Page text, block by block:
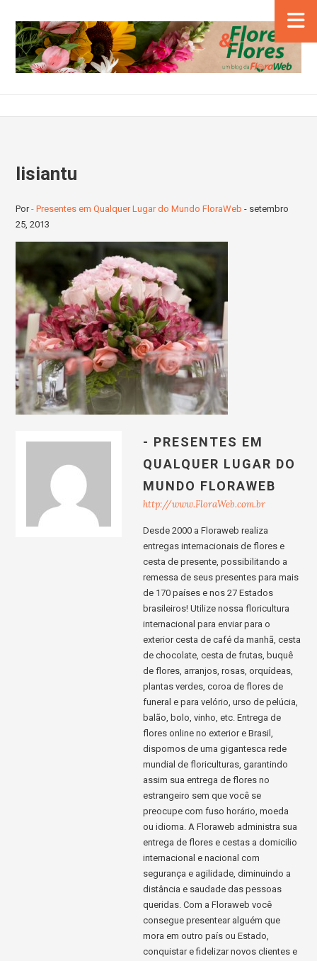
lisiantu
Por- Presentes em Qualquer Lugar do Mundo FloraWeb - setembro
25, 2013
- PRESENTES EM
QUALQUER LUGAR DO
MUNDO FLORAWEB
http://www.FloraWeb.com.br
Desde 2000 a Floraweb realiza
entregas internacionais de flores e
cesta de presente, possibilitando a
remessa de seus presentes para mais
de 170 países e nos 27 Estados
brasileiros! Utilize nossa floricultura
internacional para enviar para o
exterior cesta de café da manhã, cesta
de chocolate, cesta de frutas, buquê
de flores, arranjos, rosas, orquídeas,
plantas verdes, coroa de flores de
funeral e para velório, urso de pelúcia,
balão, bolo, vinho, etc. Entrega de
flores online no exterior e Brasil,
dispomos de uma gigantesca rede
mundial de floriculturas, garantindo
assim sua entrega de flores no
estrangeiro sem que você se
preocupe com fuso horário, moeda
ou idioma. A Floraweb administra sua
entrega de flores e cestas a domicilio
internacional e nacional com
segurança e agilidade, diminuindo a
distância e saudade das pessoas
queridas. Com a Floraweb você
consegue presentear alguém que
mora em outro país ou Estado,
conquistar e fidelizar novos clientes e